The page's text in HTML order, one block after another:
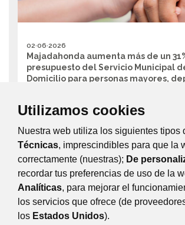
Utilizamos cookies
Nuestra web utiliza los siguientes tipos
Técnicas, imprescindibles para que la
correctamente (nuestras); De
recordar tus preferencias de uso de la
Analíticas, para mejorar el
los servicios que ofrece (de
los Estados Unidos).
02·06·2026
Majadahonda aumenta más de un
presupuesto del Servicio Municipal
Domicilio para personas mayores,
Bienestar Social y Familia
los recursos económicos destinados hasta
servicio municipal. Además, se...
Página 6 de 222
Anterior